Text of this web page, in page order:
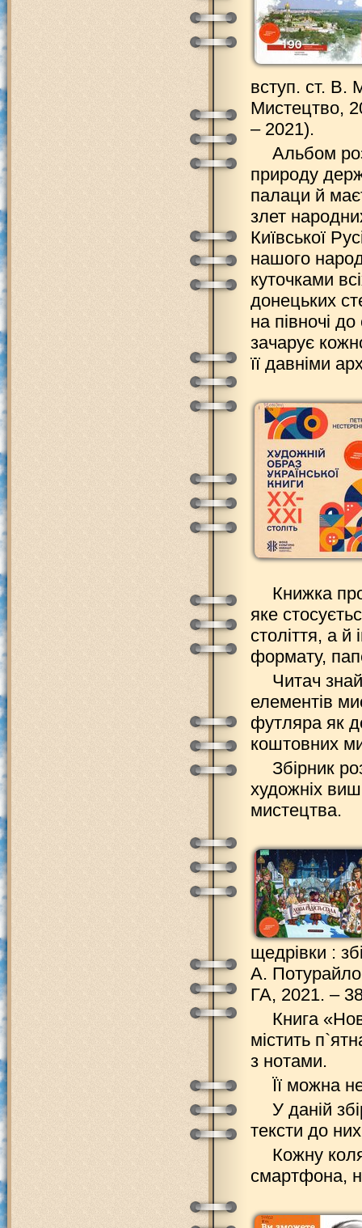
вступ. ст. В.
Мистецтво,
– 2021).
Альбом
природу
палаци й
злет
Київської
нашого
куточками
донецьких
на півночі
зачарує
її давніми
Книжка
яке
століття, а й
формату,
Читач
елементів
футляра як
коштовних
Збірник
художніх
мистецтва.
щедрівки :
А.
ГА, 2021. –
Книга
містить
з нотами.
Її можна
У даній
тексти до
Кожну
смартфона,